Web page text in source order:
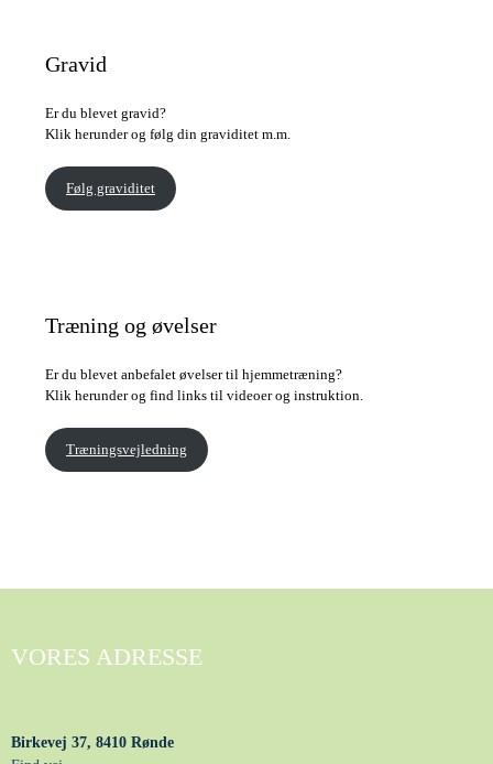
Gravid
Er du blevet gravid?
Klik herunder og følg din graviditet m.m.
Følg graviditet
Træning og øvelser
Er du blevet anbefalet øvelser til hjemmetræning?
Klik herunder og find links til videoer og instruktion.
Træningsvejledning
VORES ADRESSE
Birkevej 37, 8410 Rønde